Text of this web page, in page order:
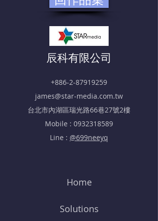
​辰科有限公司
+886-2-87919259
james@star-media.com.tw
​台北市內湖區瑞光路66巷27號2樓
Mobile : 0932318589
Line : @699neeyq
Home
Solutions